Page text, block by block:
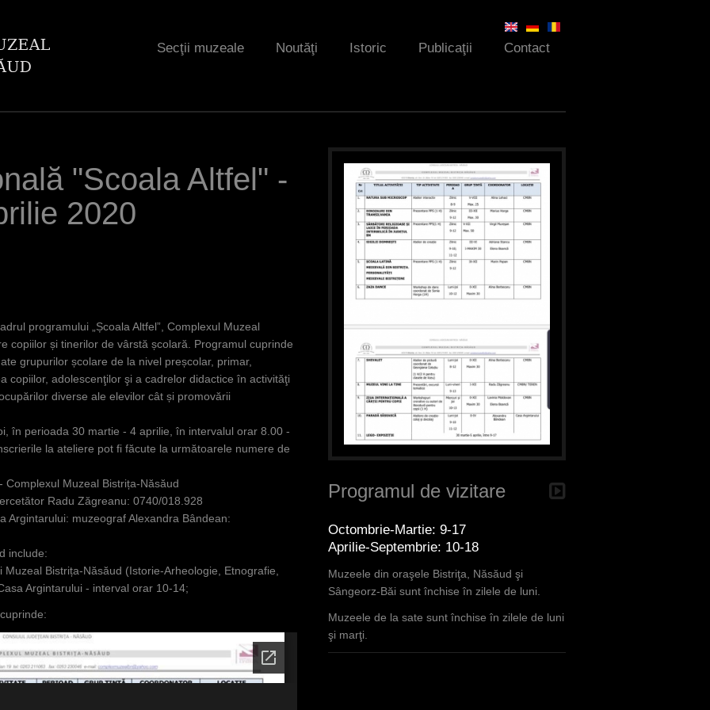
Secţii muzeale Noutăţi Istoric Publicaţii Contact
"Scoala Altfel" -
2020
programului „Școala Altfel”, Complexul Muzeal
copiilor și tinerilor de vârstă școlară. Programul cuprinde
grupurilor școlare de la nivel preșcolar, primar,
copiilor, adolescenţilor şi a cadrelor didactice în activităţi
diverse ale elevilor cât și promovării
în perioada 30 martie - 4 aprilie, în intervalul orar 8.00 -
la ateliere pot fi făcute la următoarele numere de
Muzeal Bistrița-Năsăud
Radu Zăgreanu: 0740/018.928
Argintarului: muzeograf Alexandra Bândean:
include:
Bistrița-Năsăud (Istorie-Arheologie, Etnografie,
Argintarului - interval orar 10-14;
Programul de vizitare
Octombrie-Martie: 9-17
Aprilie-Septembrie: 10-18
Muzeele din oraşele Bistriţa, Năsăud şi
Sângeorz-Băi sunt închise în zilele de luni.
Muzeele de la sate sunt închise în zilele de luni
şi marţi.